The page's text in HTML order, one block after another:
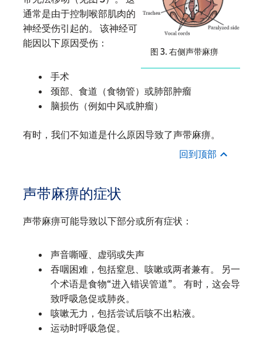
图 3. 右侧声带麻痹
通常是由于控制喉部肌肉的
神经受伤引起的。 该神经可
能因以下原因受伤：
手术
颈部、食道（食物管）或肺部肿瘤
脑损伤（例如中风或肿瘤）
有时，我们不知道是什么原因导致了声带麻痹。
回到顶部
声带麻痹的症状
声带麻痹可能导致以下部分或所有症状：
声音嘶哑、虚弱或失声
吞咽困难，包括窒息、咳嗽或两者兼有。 另一
个术语是食物“进入错误管道”。 有时，这会导
致呼吸急促或肺炎。
咳嗽无力，包括尝试后咳不出粘液。
运动时呼吸急促。